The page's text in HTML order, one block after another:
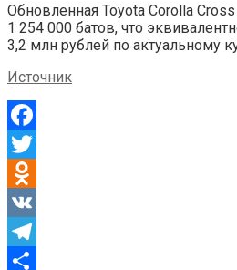
Обновленная Toyota Corolla
1 254 000 батов, что
3,2 млн рублей по актуальному
Источник
Facebook
Twitter
Odnoklassniki
VK
Telegram